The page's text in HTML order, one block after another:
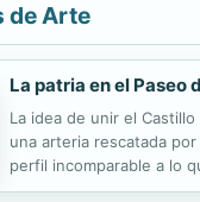
de Arte
La patria en el Paseo
La idea de unir el
una arteria rescatada
perfil incomparable a lo
como si lo hiciera frente